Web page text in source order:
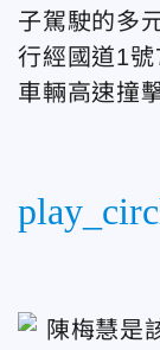
子駕駛的多
行經國道1
車輛高速撞